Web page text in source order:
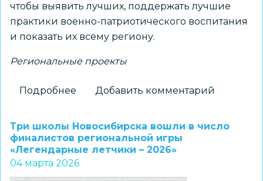
чтобы выявить лучших, поддержать лучшие
практики военно-патриотического воспитания
и показать их всему региону.
Региональные проекты
Подробнее
новый
проект
Регионального
дома
Добавить комментарий
Три школы Новосибирска вошли в число
финалистов региональной игры
«Легендарные летчики – 2026»
04 марта 2026